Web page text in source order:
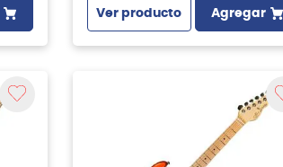
Ver producto Agregar